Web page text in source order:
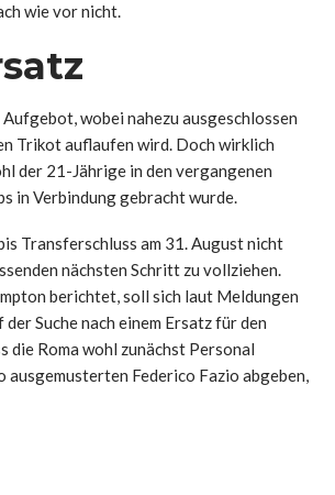
wie vor nicht.
wobei nahezu ausgeschlossen
Trikot auflaufen wird. Doch wirklich
der 21-Jährige in den vergangenen
in Verbindung gebracht wurde.
Transferschluss am 31. August nicht
nächsten Schritt zu vollziehen.
berichtet, soll sich laut Meldungen
Suche nach einem Ersatz für den
die Roma wohl zunächst Personal
ausgemusterten Federico Fazio abgeben,